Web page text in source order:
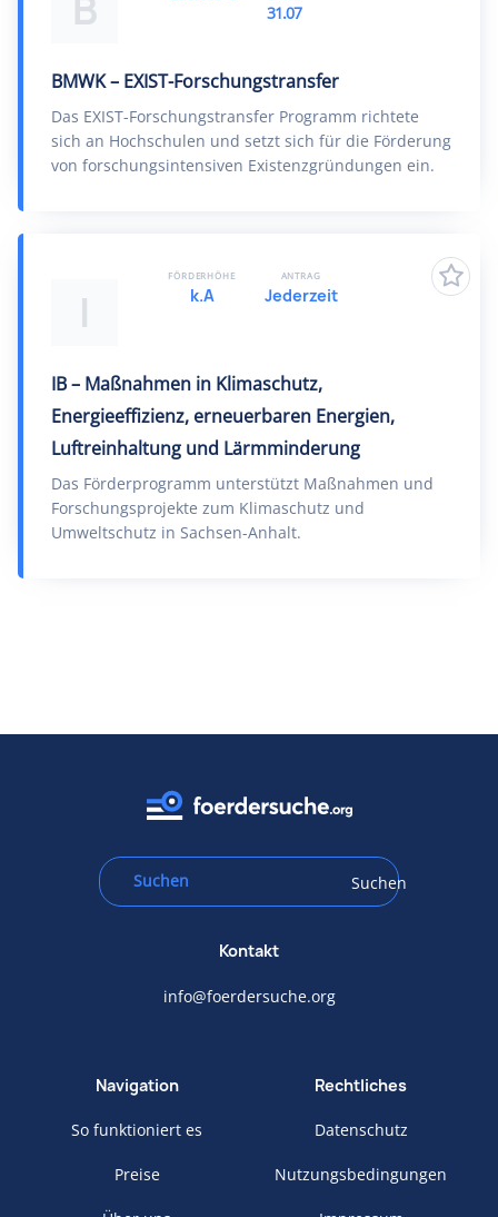
BMWK – EXIST-Forschungstransfer
Das EXIST-Forschungstransfer Programm richtete
sich an Hochschulen und setzt sich für die Förderung
von forschungsintensiven Existenzgründungen ein.
31.07
I
IB – Maßnahmen in Klimaschutz,
Energieeffizienz, erneuerbaren Energien,
Luftreinhaltung und Lärmminderung
Das Förderprogramm unterstützt Maßnahmen und
Forschungsprojekte zum Klimaschutz und
Umweltschutz in Sachsen-Anhalt.
FÖRDERHÖHE
k.A
ANTRAG
Jederzeit
Suchen
Kontakt
info@foerdersuche.org
Navigation
So funktioniert es
Preise
Rechtliches
Datenschutz
Nutzungsbedingungen